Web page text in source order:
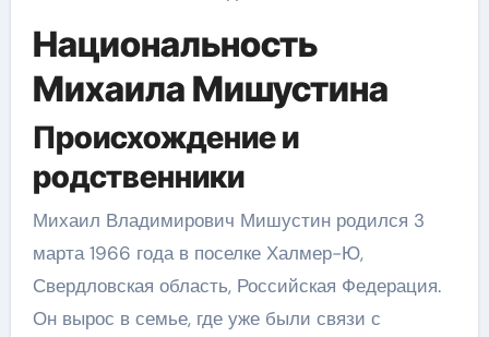
Национальность
Михаила Мишустина
Происхождение и
родственники
Михаил Владимирович Мишустин родился 3
марта 1966 года в поселке Халмер-Ю,
Свердловская область, Российская Федерация.
Он вырос в семье, где уже были связи с